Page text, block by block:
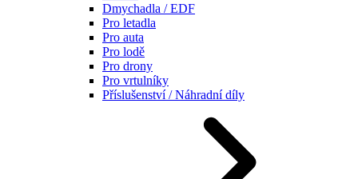
Dmychadla / EDF
Pro letadla
Pro auta
Pro lodě
Pro drony
Pro vrtulníky
Příslušenství / Náhradní díly